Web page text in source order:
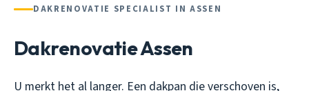
DAKRENOVATIE SPECIALIST IN ASSEN
Dakrenovatie Assen
U merkt het al langer. Een dakpan die verschoven is,